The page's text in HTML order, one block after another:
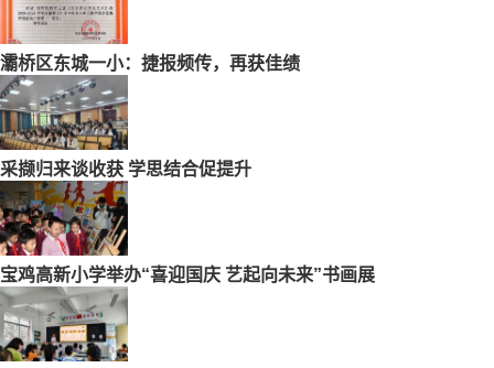
灞桥区东城一小：捷报频传，再获佳绩
采撷归来谈收获 学思结合促提升
宝鸡高新小学举办“喜迎国庆 艺起向未来”书画展